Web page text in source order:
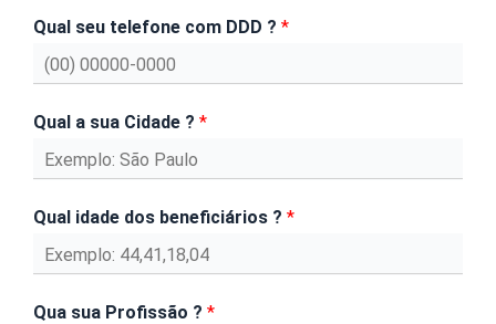
Qual seu telefone com DDD ? *
Qual a sua Cidade ? *
Qual idade dos beneficiários ? *
Qua sua Profissão ? *